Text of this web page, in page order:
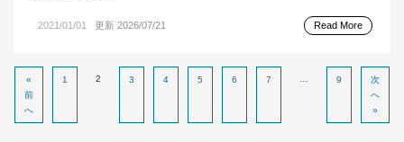
2021/01/01 更新 2026/07/21 Read More
«
前
へ
1 2 3 4 5 6 7 9
次
へ
»